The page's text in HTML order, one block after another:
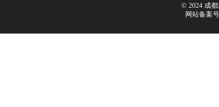
© 2024 成都
网站备案